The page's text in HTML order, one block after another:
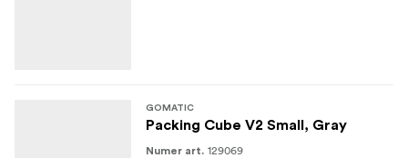
GOMATIC
Packing Cube V2 Small, Gray
Numer art. 129069